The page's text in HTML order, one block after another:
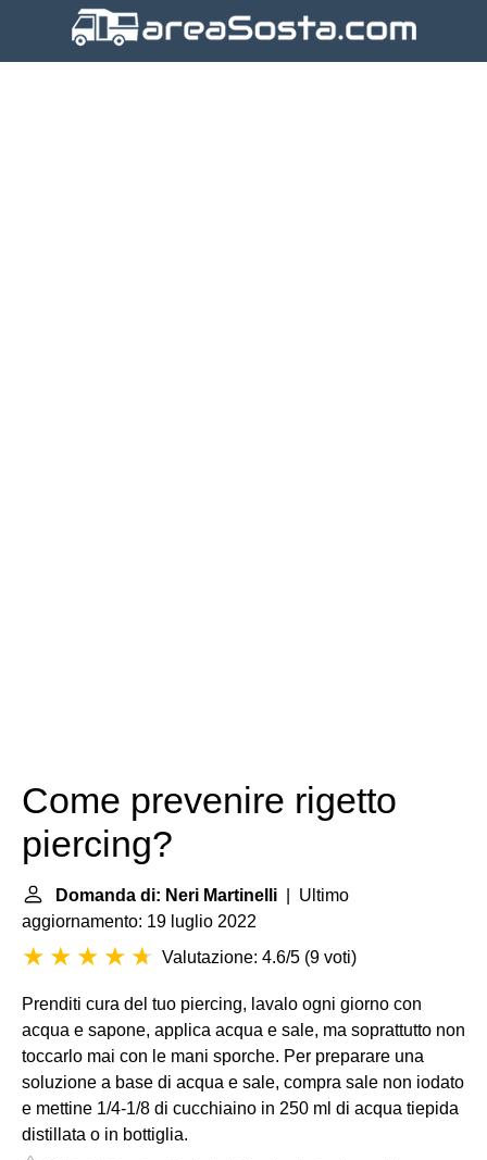
Come prevenire rigetto
piercing?
Domanda di: Neri Martinelli | Ultimo
aggiornamento: 19 luglio 2022
Valutazione: 4.6/5 (9 voti)
Prenditi cura del tuo piercing, lavalo ogni giorno con
acqua e sapone, applica acqua e sale, ma soprattutto non
toccarlo mai con le mani sporche. Per preparare una
soluzione a base di acqua e sale, compra sale non iodato
e mettine 1/4-1/8 di cucchiaino in 250 ml di acqua tiepida
distillata o in bottiglia.